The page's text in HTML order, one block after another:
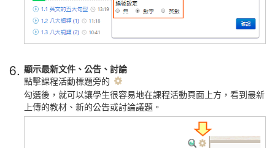
6. 顯示最新文件、公告、討論
點擊課程活動標題旁的
勾選後，就可以讓學生很容易地在課程活動頁面上方，看到最新
上傳的教材、新的公告或討論議題。